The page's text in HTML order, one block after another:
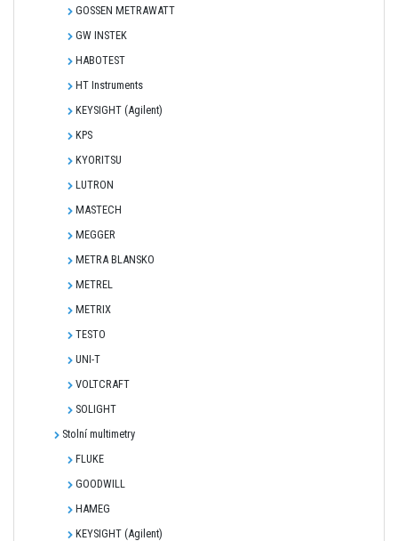
GOSSEN METRAWATT
GW INSTEK
HABOTEST
HT Instruments
KEYSIGHT (Agilent)
KPS
KYORITSU
LUTRON
MASTECH
MEGGER
METRA BLANSKO
METREL
METRIX
TESTO
UNI-T
VOLTCRAFT
SOLIGHT
Stolní multimetry
FLUKE
GOODWILL
HAMEG
KEYSIGHT (Agilent)